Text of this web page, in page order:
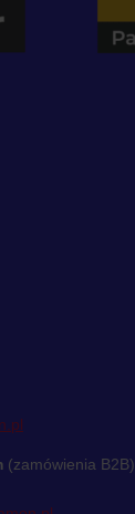
(zamówienia B2B)